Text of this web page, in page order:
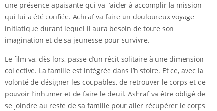
une présence apaisante qui va l’aider à accomplir la mission
qui lui a été confiée. Achraf va faire un douloureux voyage
initiatique durant lequel il aura besoin de toute son
imagination et de sa jeunesse pour survivre.
Le film va, dès lors, passe d’un récit solitaire à une dimension
collective. La famille est intégrée dans l’histoire. Et ce, avec la
volonté de désigner les coupables, de retrouver le corps et de
pouvoir l’inhumer et de faire le deuil. Ashraf va être obligé de
se joindre au reste de sa famille pour aller récupérer le corps